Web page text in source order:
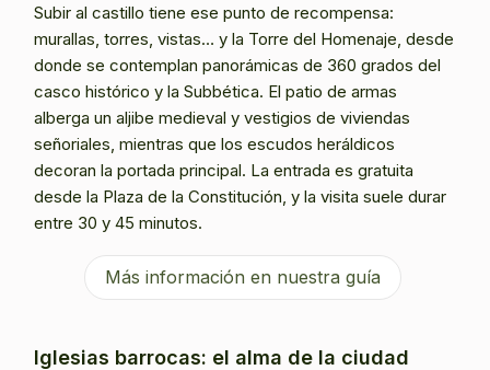
Subir al castillo tiene ese punto de recompensa:
murallas, torres, vistas… y la Torre del Homenaje, desde
donde se contemplan panorámicas de 360 grados del
casco histórico y la Subbética. El patio de armas
alberga un aljibe medieval y vestigios de viviendas
señoriales, mientras que los escudos heráldicos
decoran la portada principal. La entrada es gratuita
desde la Plaza de la Constitución, y la visita suele durar
entre 30 y 45 minutos.
Más información en nuestra guía
Iglesias barrocas: el alma de la ciudad